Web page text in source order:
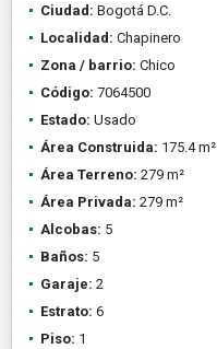
Ciudad: Bogotá D.C.
Localidad: Chapinero
Zona / barrio: Chico
Código: 7064500
Estado: Usado
Área Construida: 175.4 m²
Área Terreno: 279 m²
Área Privada: 279 m²
Alcobas: 5
Baños: 5
Garaje: 2
Estrato: 6
Piso: 1